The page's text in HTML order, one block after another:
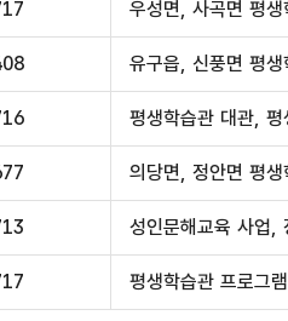
우성면, 사곡면 평
유구읍, 신풍면 평
평생학습관 대관,
의당면, 정안면 평
성인문해교육 사업,
평생학습관 프로그